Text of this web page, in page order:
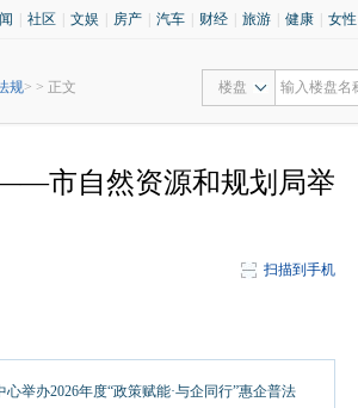
社区 文娱 房产 汽车 财经 旅游 健康 女性
规> > 正文 楼盘
市自然资源和规划局举
扫描到手机
举办2026年度“政策赋能·与企同行”惠企普法